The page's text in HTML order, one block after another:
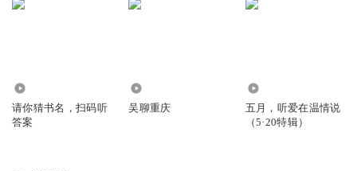
请你猜书名，扫码听
答案
吴聊重庆
五月，听爱在温情说
（5·20特辑）